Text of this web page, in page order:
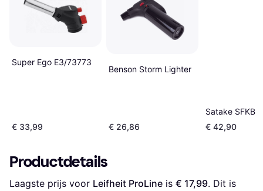
Super Ego E3/73773
€ 33,99
Benson Storm Lighter
€ 26,86
Satake SFKB
€ 42,90
Productdetails
Laagste prijs voor Leifheit ProLine is € 17,99. Dit is